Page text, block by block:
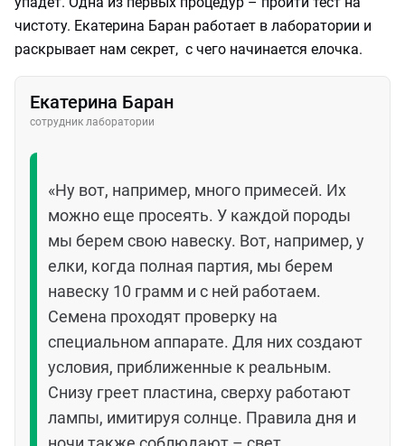
чистоту. Екатерина Баран работает в лаборатории и
раскрывает нам секрет, с чего начинается елочка.
Екатерина Баран
сотрудник лаборатории
«Ну вот, например, много примесей. Их
можно еще просеять. У каждой породы
мы берем свою навеску. Вот, например, у
елки, когда полная партия, мы берем
навеску 10 грамм и с ней работаем.
Семена проходят проверку на
специальном аппарате. Для них создают
условия, приближенные к реальным.
Снизу греет пластина, сверху работают
лампы, имитируя солнце. Правила дня и